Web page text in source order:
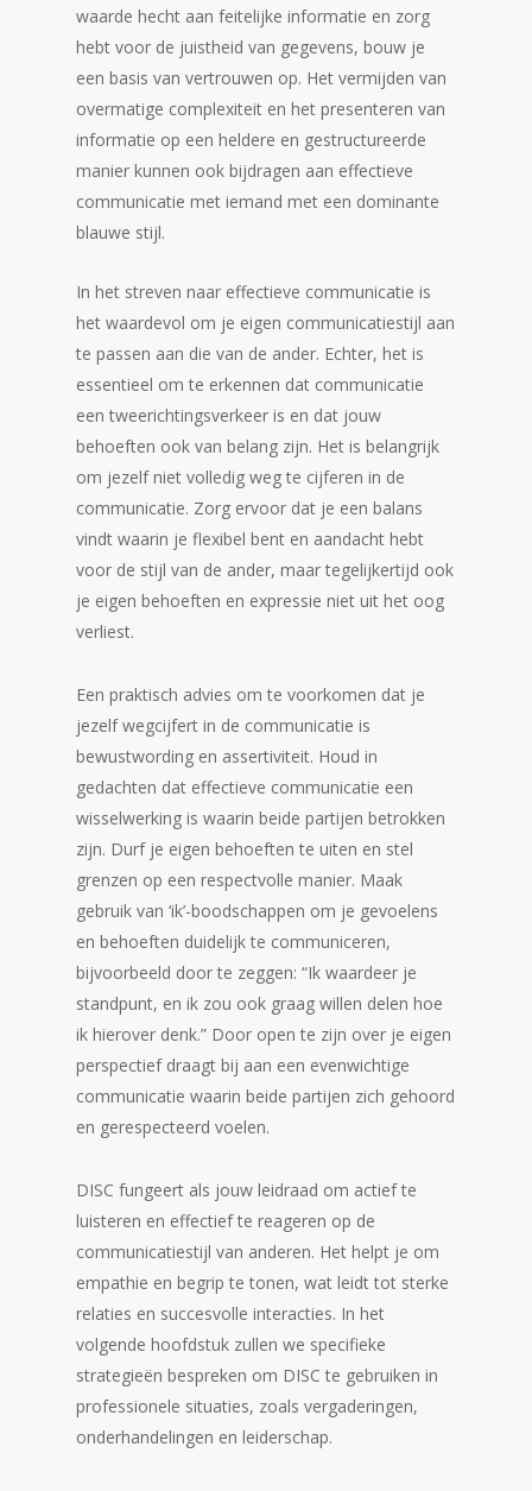
waarde hecht aan feitelijke informatie en zorg
hebt voor de juistheid van gegevens, bouw je
een basis van vertrouwen op. Het vermijden van
overmatige complexiteit en het presenteren van
informatie op een heldere en gestructureerde
manier kunnen ook bijdragen aan effectieve
communicatie met iemand met een dominante
blauwe stijl.
In het streven naar effectieve communicatie is
het waardevol om je eigen communicatiestijl aan
te passen aan die van de ander. Echter, het is
essentieel om te erkennen dat communicatie
een tweerichtingsverkeer is en dat jouw
behoeften ook van belang zijn. Het is belangrijk
om jezelf niet volledig weg te cijferen in de
communicatie. Zorg ervoor dat je een balans
vindt waarin je flexibel bent en aandacht hebt
voor de stijl van de ander, maar tegelijkertijd ook
je eigen behoeften en expressie niet uit het oog
verliest.
Een praktisch advies om te voorkomen dat je
jezelf wegcijfert in de communicatie is
bewustwording en assertiviteit. Houd in
gedachten dat effectieve communicatie een
wisselwerking is waarin beide partijen betrokken
zijn. Durf je eigen behoeften te uiten en stel
grenzen op een respectvolle manier. Maak
gebruik van ‘ik’-boodschappen om je gevoelens
en behoeften duidelijk te communiceren,
bijvoorbeeld door te zeggen: “Ik waardeer je
standpunt, en ik zou ook graag willen delen hoe
ik hierover denk.” Door open te zijn over je eigen
perspectief draagt bij aan een evenwichtige
communicatie waarin beide partijen zich gehoord
en gerespecteerd voelen.
DISC fungeert als jouw leidraad om actief te
luisteren en effectief te reageren op de
communicatiestijl van anderen. Het helpt je om
empathie en begrip te tonen, wat leidt tot sterke
relaties en succesvolle interacties. In het
volgende hoofdstuk zullen we specifieke
strategieën bespreken om DISC te gebruiken in
professionele situaties, zoals vergaderingen,
onderhandelingen en leiderschap.